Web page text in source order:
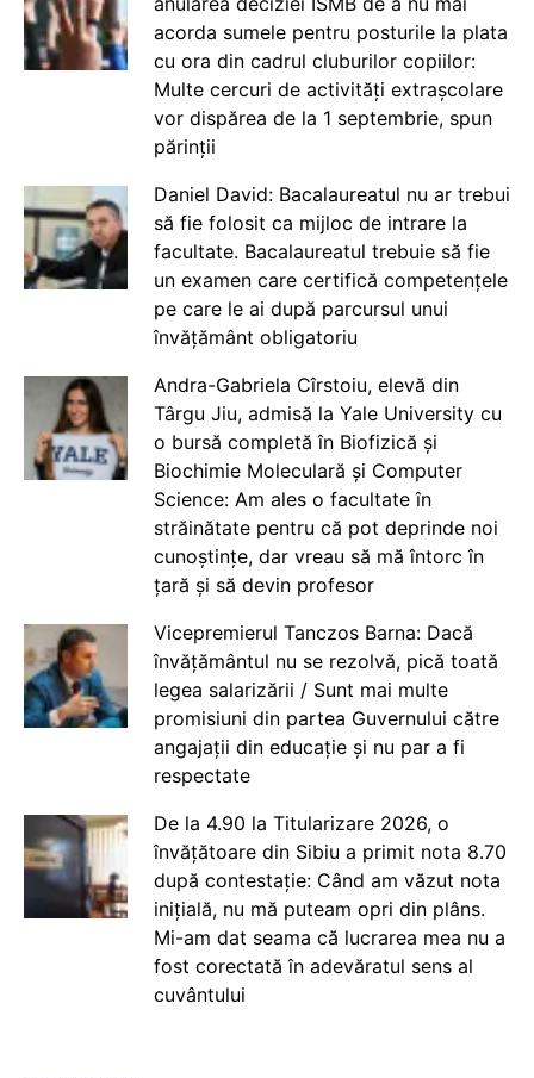
acorda sumele pentru posturile la plata
cu ora din cadrul cluburilor copiilor:
Multe cercuri de activități extrașcolare
vor dispărea de la 1 septembrie, spun
părinții
Daniel David: Bacalaureatul nu ar trebui
să fie folosit ca mijloc de intrare la
facultate. Bacalaureatul trebuie să fie
un examen care certifică competențele
pe care le ai după parcursul unui
învățământ obligatoriu
Andra-Gabriela Cîrstoiu, elevă din
Târgu Jiu, admisă la Yale University cu
o bursă completă în Biofizică și
Biochimie Moleculară și Computer
Science: Am ales o facultate în
străinătate pentru că pot deprinde noi
cunoștințe, dar vreau să mă întorc în
țară și să devin profesor
Vicepremierul Tanczos Barna: Dacă
învățământul nu se rezolvă, pică toată
legea salarizării / Sunt mai multe
promisiuni din partea Guvernului către
angajații din educație și nu par a fi
respectate
De la 4.90 la Titularizare 2026, o
învățătoare din Sibiu a primit nota 8.70
după contestație: Când am văzut nota
inițială, nu mă puteam opri din plâns.
Mi-am dat seama că lucrarea mea nu a
fost corectată în adevăratul sens al
cuvântului